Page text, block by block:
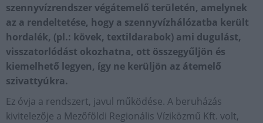
szennyvízrendszer végátemelő területén, amelynek
az a rendeltetése, hogy a szennyvízhálózatba került
hordalék, (pl.: kövek, textildarabok) ami dugulást,
visszatorlódást okozhatna, ott összegyűljön és
kiemelhető legyen, így ne kerüljön az átemelő
szivattyúkra.
Ez óvja a rendszert, javul működése. A beruházás
kivitelezője a Mezőföldi Regionális Víziközmű Kft. volt,